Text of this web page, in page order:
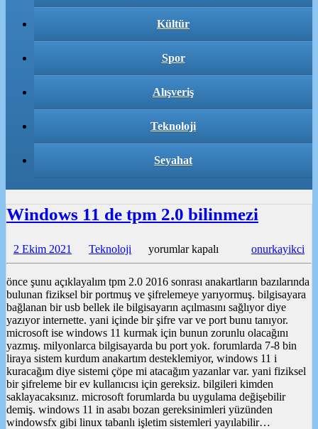
Kültür
Spor
Alışveriş
Teknoloji
Seyahat
Windows 11 de tpm 2.0 bilinmezi
2 Ekim 2021 Teknoloji
Windows
11
tpm
2.0
bilinmezi
için
yorumlar kapalı onurkayikci
önce şunu açıklayalım tpm 2.0 2016 sonrası anakartların bazılarında
bulunan fiziksel bir portmuş ve şifrelemeye yarıyormuş. bilgisayara
bağlanan bir usb bellek ile bilgisayarın açılmasını sağlıyor diye
yazıyor internette. yani içinde bir şifre var ve port bunu tanıyor.
microsoft ise windows 11 kurmak için bunun zorunlu olacağını
yazmış. milyonlarca bilgisayarda bu port yok. forumlarda 7-8 bin
liraya sistem kurdum anakartım desteklemiyor, windows 11 i
kuracağım diye sistemi çöpe mi atacağım yazanlar var. yani fiziksel
bir şifreleme bir ev kullanıcısı için gereksiz. bilgileri kimden
saklayacaksınız. microsoft forumlarda bu uygulama değişebilir
demiş. windows 11 in asabı bozan gereksinimleri yüzünden
windowsfx gibi linux tabanlı işletim sistemleri yayılabilir…